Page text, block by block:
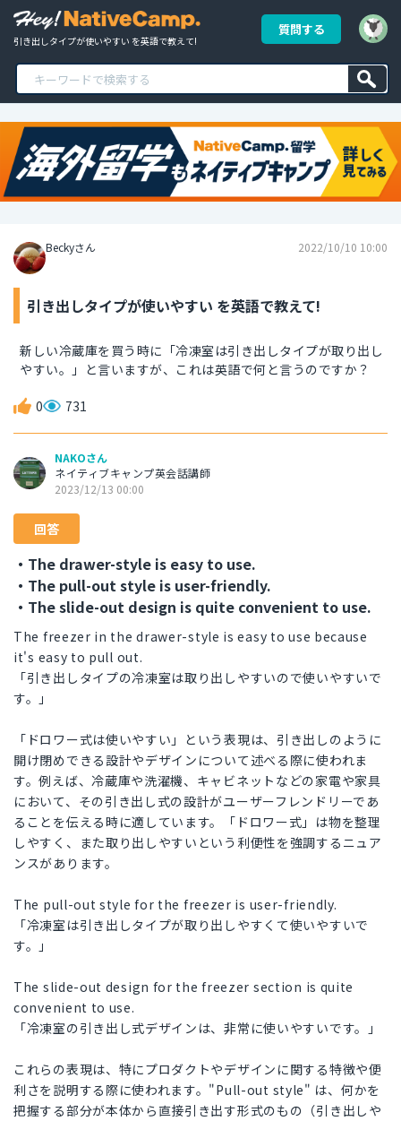
引き出しタイプが使いやすい を英語で教えて!
質問する
Beckyさん 2022/10/10 10:00
引き出しタイプが使いやすい を英語で教えて!
新しい冷蔵庫を買う時に「冷凍室は引き出しタイプが取り出し
やすい。」と言いますが、これは英語で何と言うのですか？
0 731
NAKOさん
ネイティブキャンプ英会話講師
2023/12/13 00:00
回答
・The drawer-style is easy to use.
・The pull-out style is user-friendly.
・The slide-out design is quite convenient to use.
The freezer in the drawer-style is easy to use because
it's easy to pull out.
「引き出しタイプの冷凍室は取り出しやすいので使いやすいで
す。」
「ドロワー式は使いやすい」という表現は、引き出しのように
開け閉めできる設計やデザインについて述べる際に使われま
す。例えば、冷蔵庫や洗濯機、キャビネットなどの家電や家具
において、その引き出し式の設計がユーザーフレンドリーであ
ることを伝える時に適しています。「ドロワー式」は物を整理
しやすく、また取り出しやすいという利便性を強調するニュア
ンスがあります。
The pull-out style for the freezer is user-friendly.
「冷凍室は引き出しタイプが取り出しやすくて使いやすいで
す。」
The slide-out design for the freezer section is quite
convenient to use.
「冷凍室の引き出し式デザインは、非常に使いやすいです。」
これらの表現は、特にプロダクトやデザインに関する特徴や便
利さを説明する際に使われます。"Pull-out style" は、何かを
把握する部分が本体から直接引き出す形式のもの（引き出しや